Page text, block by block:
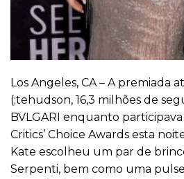
Los Angeles, CA – A premiada
(;tehudson, 16,3 milhões de
BVLGARI enquanto
Critics’ Choice Awards esta
Kate escolheu um par de
Serpenti, bem como uma